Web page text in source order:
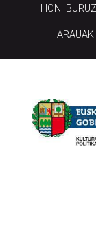
HONI BURUZ
ARAUAK